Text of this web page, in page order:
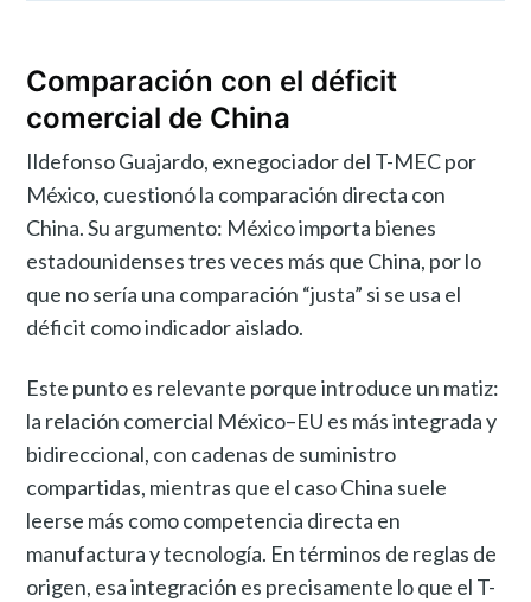
Comparación con el déficit
comercial de China
Ildefonso Guajardo, exnegociador del T-MEC por
México, cuestionó la comparación directa con
China. Su argumento: México importa bienes
estadounidenses tres veces más que China, por lo
que no sería una comparación “justa” si se usa el
déficit como indicador aislado.
Este punto es relevante porque introduce un matiz:
la relación comercial México–EU es más integrada y
bidireccional, con cadenas de suministro
compartidas, mientras que el caso China suele
leerse más como competencia directa en
manufactura y tecnología. En términos de reglas de
origen, esa integración es precisamente lo que el T-